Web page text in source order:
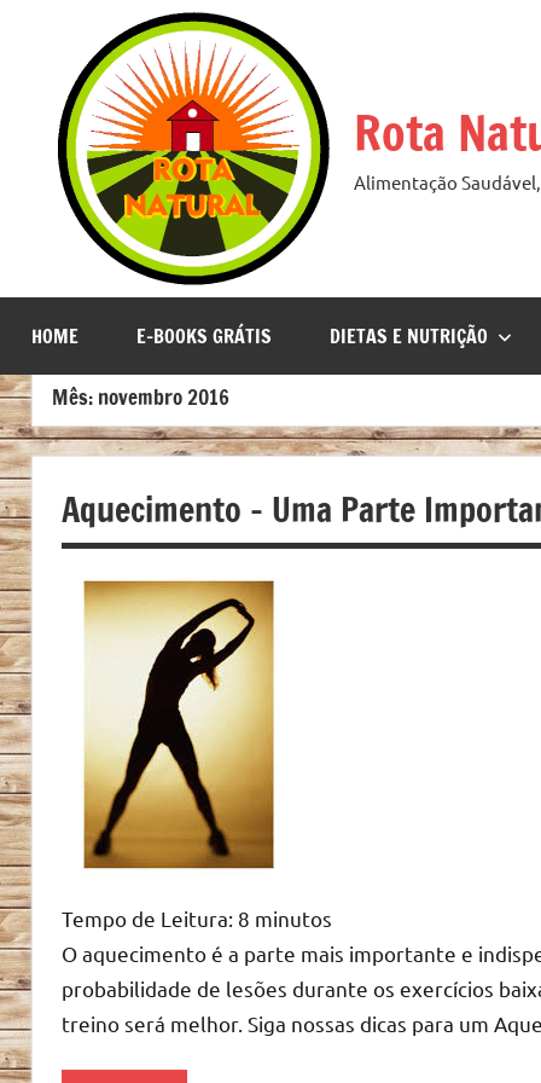
conteúdo
Rota
Alimentação
HOME E-BOOKS GRÁTIS DIETAS E NUTRIÇÃO
Mês: novembro 2016
Aquecimento – Uma Parte
Tempo de Leitura: 8 minutos
O aquecimento é a parte mais importante e
probabilidade de lesões durante os exercícios
treino será melhor. Siga nossas dicas para um